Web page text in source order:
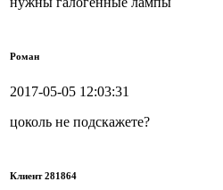
Роман
2017-05-05 12:03:31
цоколь не подскажете?
Клиент 281864